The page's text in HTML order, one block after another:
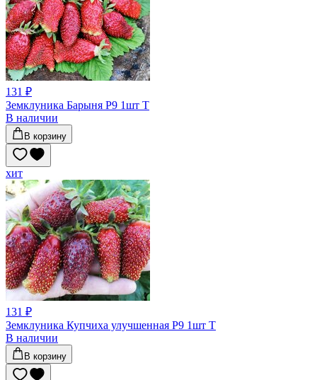
131 ₽
Земклуника Барыня Р9 1шт Т
В наличии
В корзину
хит
131 ₽
Земклуника Купчиха улучшенная Р9 1шт Т
В наличии
В корзину